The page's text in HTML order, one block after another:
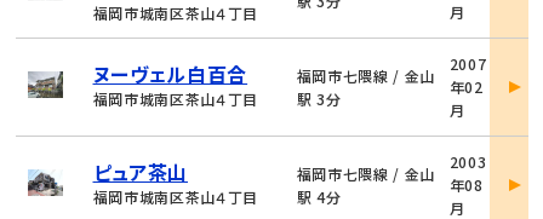
福岡市城南区茶山４丁目
月
ヌーヴェル白百合
福岡市城南区茶山４丁目
福岡市七隈線 / 金山
駅 3分
2007
年02
月
詳
ピュア茶山
福岡市城南区茶山４丁目
福岡市七隈線 / 金山
駅 4分
2003
年08
月
詳